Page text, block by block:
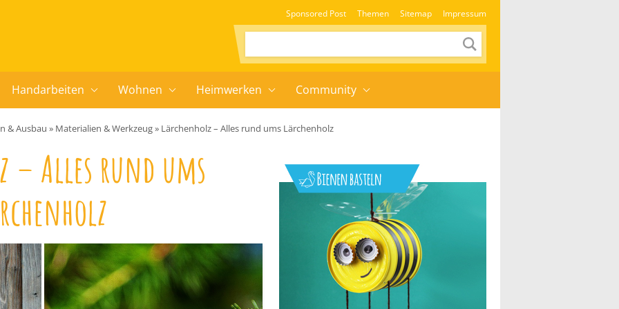
Sponsored Post Themen Sitemap Impressum
Handarbeiten Wohnen Heimwerken Community
& Ausbau » Materialien & Werkzeug» Lärchenholz – Alles rund ums Lärchenholz
– Alles rund ums